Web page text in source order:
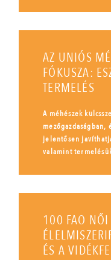
AZ UNIÓS
FÓKUSZA:
TERMELÉS
A méhészek
jelentősen
valamint
100 FAO NŐI
ÉS A